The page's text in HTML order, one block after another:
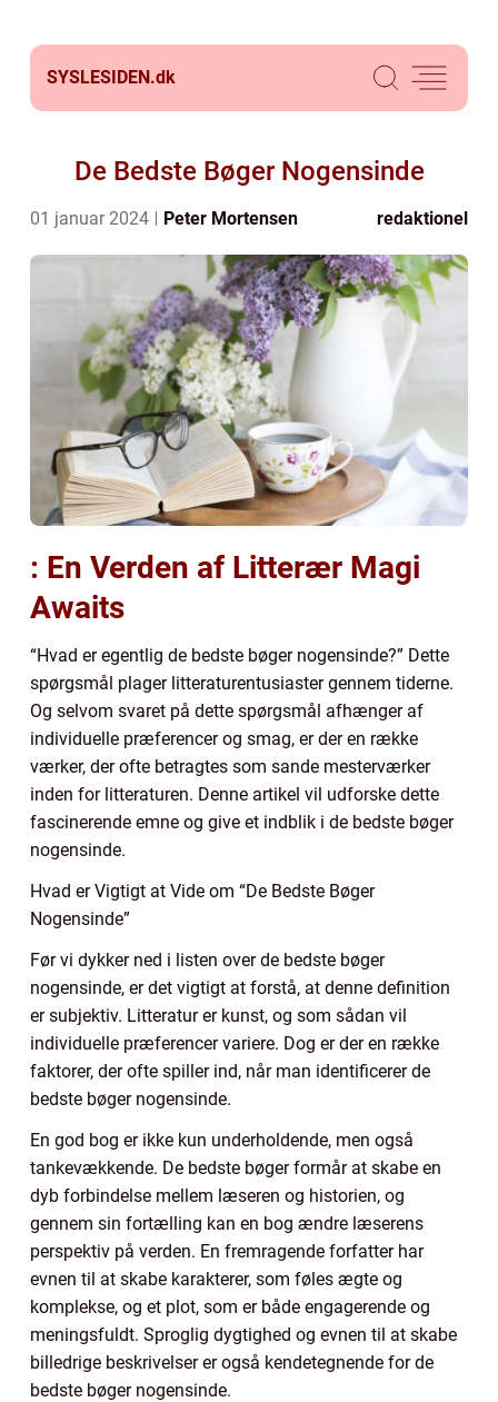
SYSLESIDEN.dk
De Bedste Bøger Nogensinde
01 januar 2024 Peter Mortensen redaktionel
: En Verden af Litterær Magi
Awaits
“Hvad er egentlig de bedste bøger nogensinde?” Dette
spørgsmål plager litteraturentusiaster gennem tiderne.
Og selvom svaret på dette spørgsmål afhænger af
individuelle præferencer og smag, er der en række
værker, der ofte betragtes som sande mesterværker
inden for litteraturen. Denne artikel vil udforske dette
fascinerende emne og give et indblik i de bedste bøger
nogensinde.
Hvad er Vigtigt at Vide om “De Bedste Bøger
Nogensinde”
Før vi dykker ned i listen over de bedste bøger
nogensinde, er det vigtigt at forstå, at denne definition
er subjektiv. Litteratur er kunst, og som sådan vil
individuelle præferencer variere. Dog er der en række
faktorer, der ofte spiller ind, når man identificerer de
bedste bøger nogensinde.
En god bog er ikke kun underholdende, men også
tankevækkende. De bedste bøger formår at skabe en
dyb forbindelse mellem læseren og historien, og
gennem sin fortælling kan en bog ændre læserens
perspektiv på verden. En fremragende forfatter har
evnen til at skabe karakterer, som føles ægte og
komplekse, og et plot, som er både engagerende og
meningsfuldt. Sproglig dygtighed og evnen til at skabe
billedrige beskrivelser er også kendetegnende for de
bedste bøger nogensinde.